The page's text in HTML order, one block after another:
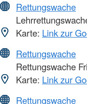
Rettungswache
Karte: Link zur
Rettungswache
Rettungswache
Karte: Link zur
Rettungswache